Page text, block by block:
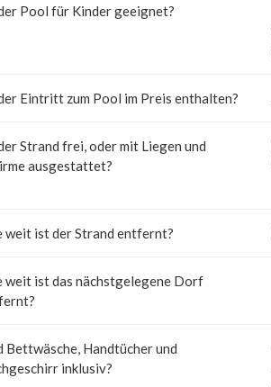
Pool für Kinder geeignet?
Eintritt zum Pool im Preis enthalten?
Strand frei, oder mit Liegen und
ausgestattet?
weit ist der Strand entfernt?
weit ist das nächstgelegene Dorf
Bettwäsche, Handtücher und
inklusiv?